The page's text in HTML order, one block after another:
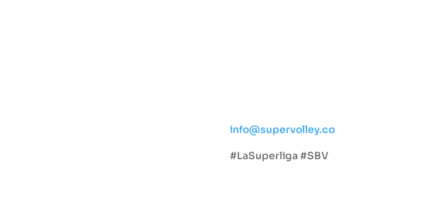
info@supervolley.co
#LaSuperliga #SBV